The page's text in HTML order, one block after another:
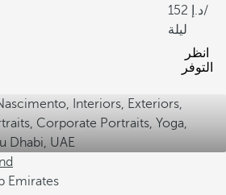
152
/
ليلة
انظر
التوفر
Emirates